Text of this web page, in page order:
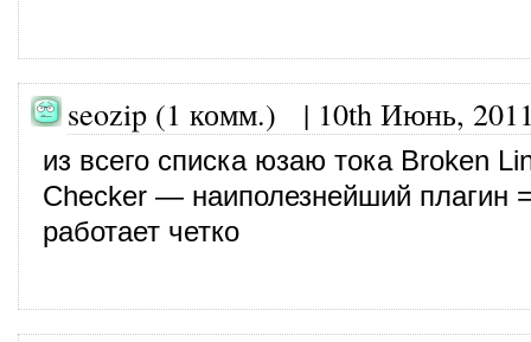
seozip (1 комм.) | 10th Июнь,
из всего списка юзаю тока Broken
Checker — наиполезнейший плагин
работает четко